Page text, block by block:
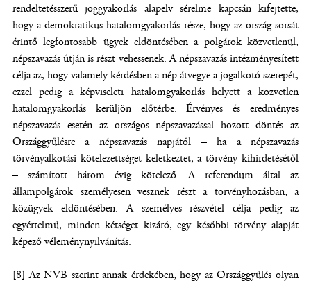
rendeltetésszerű joggyakorlás alapelv sérelme kapcsán kifejtette,
hogy a demokratikus hatalomgyakorlás része, hogy az ország sorsát
érintő legfontosabb ügyek eldöntésében a polgárok közvetlenül,
népszavazás útján is részt vehessenek. A népszavazás intézményesített
célja az, hogy valamely kérdésben a nép átvegye a jogalkotó szerepét,
ezzel pedig a képviseleti hatalomgyakorlás helyett a közvetlen
hatalomgyakorlás kerüljön előtérbe. Érvényes és eredményes
népszavazás esetén az országos népszavazással hozott döntés az
Országgyűlésre a népszavazás napjától – ha a népszavazás
törvényalkotási kötelezettséget keletkeztet, a törvény kihirdetésétől
– számított három évig kötelező. A referendum által az
állampolgárok személyesen vesznek részt a törvényhozásban, a
közügyek eldöntésében. A személyes részvétel célja pedig az
egyértelmű, minden kétséget kizáró, egy későbbi törvény alapját
képező véleménynyilvánítás.
[8] Az NVB szerint annak érdekében, hogy az Országgyűlés olyan